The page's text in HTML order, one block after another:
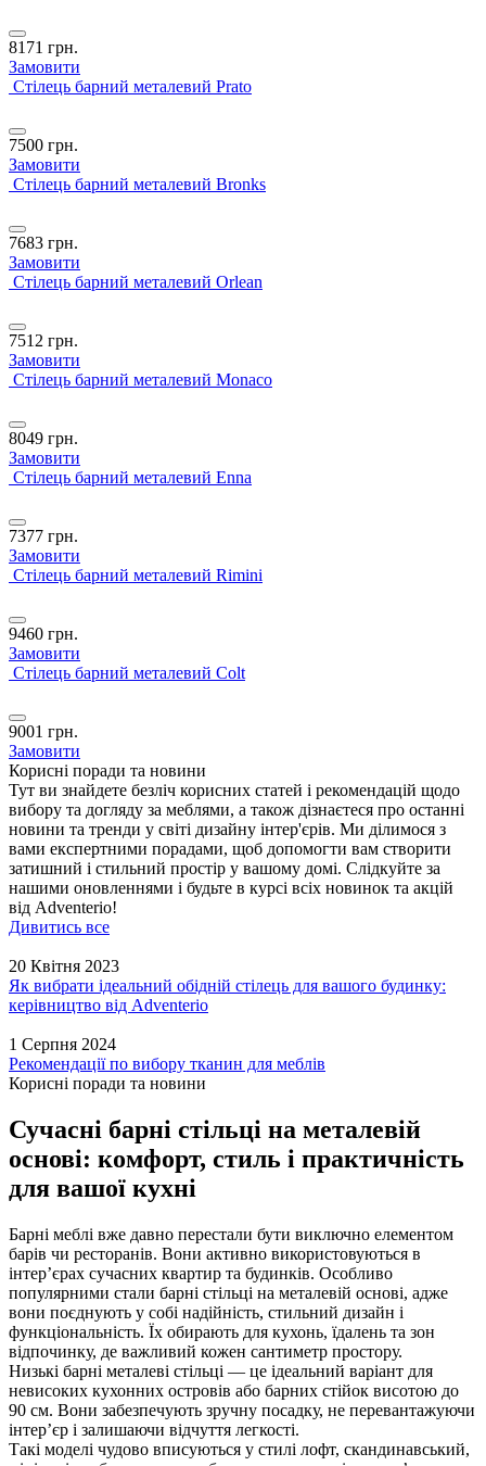
8171 грн.
Замовити
Стілець барний металевий Prato
7500 грн.
Замовити
Стілець барний металевий Bronks
7683 грн.
Замовити
Стілець барний металевий Orlean
7512 грн.
Замовити
Стілець барний металевий Monaco
8049 грн.
Замовити
Стілець барний металевий Enna
7377 грн.
Замовити
Стілець барний металевий Rimini
9460 грн.
Замовити
Стілець барний металевий Colt
9001 грн.
Замовити
Корисні поради та новини
Тут ви знайдете безліч корисних статей і рекомендацій щодо
вибору та догляду за меблями, а також дізнаєтеся про останні
новини та тренди у світі дизайну інтер'єрів. Ми ділимося з
вами експертними порадами, щоб допомогти вам створити
затишний і стильний простір у вашому домі. Слідкуйте за
нашими оновленнями і будьте в курсі всіх новинок та акцій
від Adventerio!
Дивитись все
20 Квітня 2023
Як вибрати ідеальний обідній стілець для вашого будинку:
керівництво від Adventerio
1 Серпня 2024
Рекомендації по вибору тканин для меблів
Корисні поради та новини
Сучасні барні стільці на металевій
основі: комфорт, стиль і практичність
для вашої кухні
Барні меблі вже давно перестали бути виключно елементом
барів чи ресторанів. Вони активно використовуються в
інтер’єрах сучасних квартир та будинків. Особливо
популярними стали барні стільці на металевій основі, адже
вони поєднують у собі надійність, стильний дизайн і
функціональність. Їх обирають для кухонь, їдалень та зон
відпочинку, де важливий кожен сантиметр простору.
Низькі барні металеві стільці — це ідеальний варіант для
невисоких кухонних островів або барних стійок висотою до
90 см. Вони забезпечують зручну посадку, не перевантажуючи
інтер’єр і залишаючи відчуття легкості.
Такі моделі чудово вписуються у стилі лофт, скандинавський,